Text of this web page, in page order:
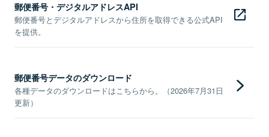
郵便番号・デジタルアドレスAPI
郵便番号とデジタルアドレスから住所を取得できる公式API
を提供。
郵便番号データのダウンロード
各種データのダウンロードはこちらから。（2026年7月31日
更新）